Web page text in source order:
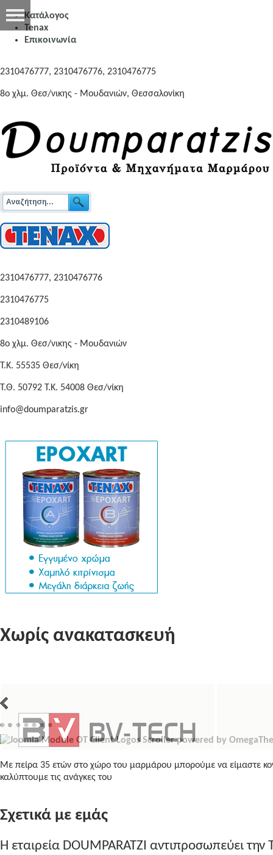
Κατάλογος
Tenax
Επικοινωνία
2310476777, 2310476776, 2310476775
8o χλμ. Θεσ/νικης - Μουδανιών, Θεσσαλονίκη
2310476777, 2310476776
2310476775
2310489106
8o χλμ. Θεσ/νικης - Μουδανιών
Τ.Κ. 55535 Θεσ/νίκη
Τ.Θ. 50792 Τ.Κ. 54008 Θεσ/νίκη
info@doumparatzis.gr
Χωρίς ανακατασκευή
Με πείρα 35 ετών στο χώρο του μαρμάρου μπορούμε να είμαστε
καλύπτουμε τις ανάγκες του
Σχετικά με εμάς
Η εταιρεία DOUMPARATZI αντιπροσωπεύει την